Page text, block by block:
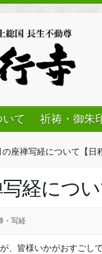
て 祈祷・御朱
の座禅写経について【日
経につい
・写経
、皆様いかがおすごし